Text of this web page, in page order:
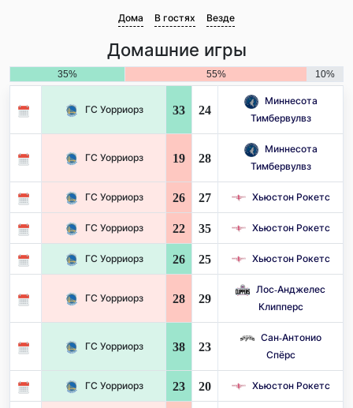
Дома В гостях Везде
Домашние игры
35% 55% 10%
ГС Уорриорз 33 24
Миннесота
Тимбервулвз
ГС Уорриорз 19 28
Миннесота
Тимбервулвз
ГС Уорриорз 26 27 Хьюстон Рокетс
ГС Уорриорз 22 35 Хьюстон Рокетс
ГС Уорриорз 26 25 Хьюстон Рокетс
ГС Уорриорз 28 29
Лос-Анджелес
Клипперс
ГС Уорриорз 38 23
Сан-Антонио
Спёрс
ГС Уорриорз 23 20 Хьюстон Рокетс